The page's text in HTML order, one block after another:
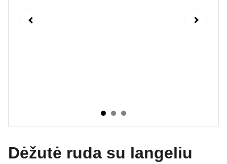
Dėžutė ruda su langeliu